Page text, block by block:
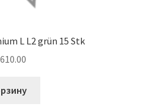
L L2 grün 15 Stk